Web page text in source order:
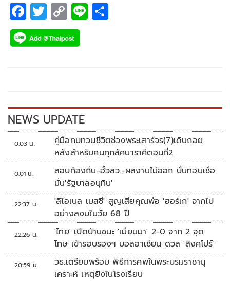
F
ac
e
k
T
wi
tt
C
o
p
k
Li
NEWS UPDATE
0:03 น.
คู่มือทบทวนชีวิตช่วงพระเสาร์จร(7)เดินถอย
หลังสำหรับคนทุกลัคนาราศีตอนที่2
0:01 น.
สอบท้องถิ่น-ฮั้วสว.-ผลงานไม่ออก บั่นทอนเชื่อ
มั่น'รัฐบาลอนุทิน'
22:37 น.
'ลิโอเนล เมสซี' สูญเสียคุณพ่อ 'ฮอร์เก' จากไป
อย่างสงบในวัย 68 ปี
22:26 น.
'ไทย' เปิดบ้านชนะ 'เมียนมา' 2-0 จาก 2 จุด
โทษ เข้ารอบรองฯ บอลอาเซียน ดวล 'สิงคโปร์'
20:59 น.
วธ.เตรียมพร้อม พิธีการศพในพระบรมราชานุ
เคราะห์ เหตุยิงในโรงเรียน